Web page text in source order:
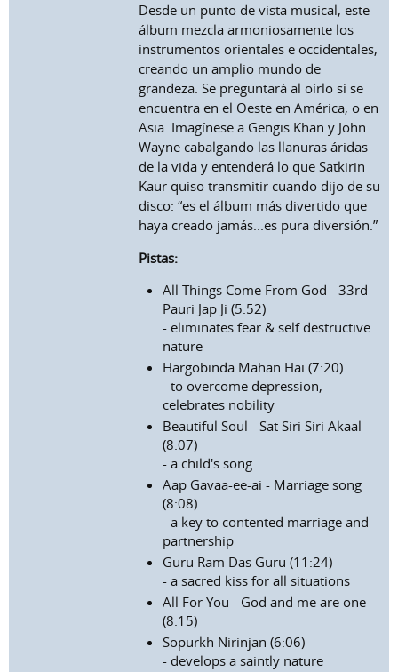
Desde un punto de vista musical, este
álbum mezcla armoniosamente los
instrumentos orientales e occidentales,
creando un amplio mundo de
grandeza. Se preguntará al oírlo si se
encuentra en el Oeste en América, o en
Asia. Imagínese a Gengis Khan y John
Wayne cabalgando las llanuras áridas
de la vida y entenderá lo que Satkirin
Kaur quiso transmitir cuando dijo de su
disco: “es el álbum más divertido que
haya creado jamás...es pura diversión.”
Pistas:
All Things Come From God - 33rd
Pauri Jap Ji (5:52)
- eliminates fear & self destructive
nature
Hargobinda Mahan Hai (7:20)
- to overcome depression,
celebrates nobility
Beautiful Soul - Sat Siri Siri Akaal
(8:07)
- a child's song
Aap Gavaa-ee-ai - Marriage song
(8:08)
- a key to contented marriage and
partnership
Guru Ram Das Guru (11:24)
- a sacred kiss for all situations
All For You - God and me are one
(8:15)
Sopurkh Nirinjan (6:06)
- develops a saintly nature